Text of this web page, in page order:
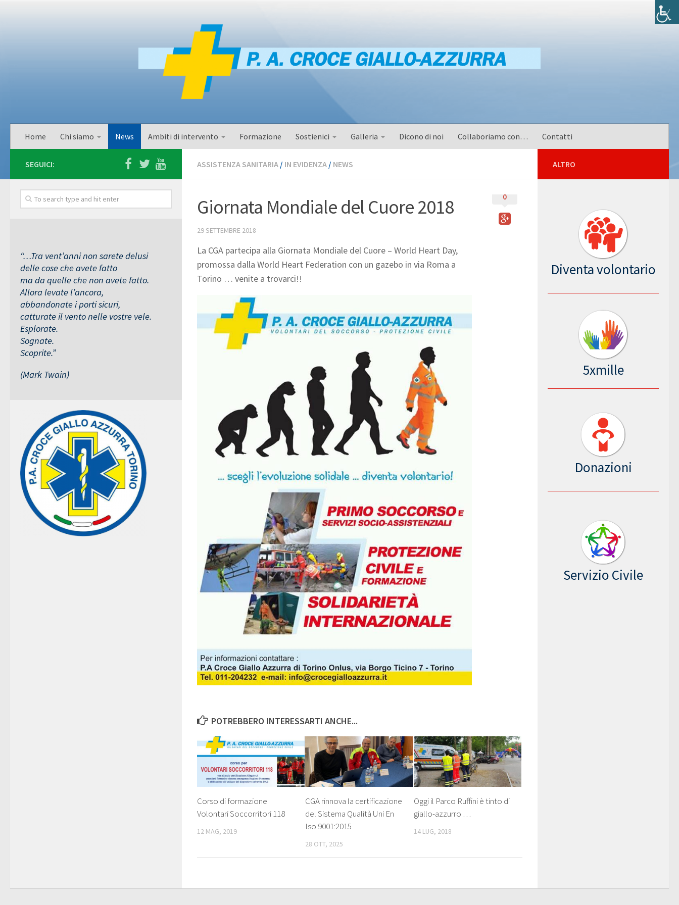
Home Chi siamo News Ambiti di intervento Formazione Sostienici Galleria Dicono di noi Collaboriamo con… Contatti
ASSISTENZA SANITARIA / IN EVIDENZA / NEWS
Giornata Mondiale del Cuore 2018
29 SETTEMBRE 2018
La CGA partecipa alla Giornata Mondiale del Cuore – World Heart Day,
promossa dalla World Heart Federation con un gazebo in via Roma a
Torino … venite a trovarci!!
0
POTREBBERO INTERESSARTI ANCHE...
Corso di formazione
Volontari Soccorritori 118
12 MAG, 2019
CGA rinnova la certificazione
del Sistema Qualità Uni En
Iso 9001:2015
28 OTT, 2025
Oggi il Parco Ruffini è tinto di
giallo-azzurro …
14 LUG, 2018
SEGUICI:
“…Tra vent’anni non sarete delusi
delle cose che avete fatto
ma da quelle che non avete fatto.
Allora levate l’ancora,
abbandonate i porti sicuri,
catturate il vento nelle vostre vele.
Esplorate.
Sognate.
Scoprite.”
(Mark Twain)
ALTRO
Diventa volontario
5xmille
Donazioni
Servizio Civile